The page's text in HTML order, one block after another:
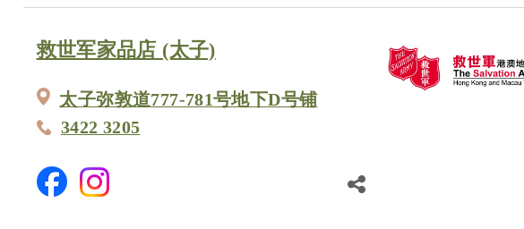
救世军家品店 (太子)
太子弥敦道777-781号地下D号铺
3422 3205